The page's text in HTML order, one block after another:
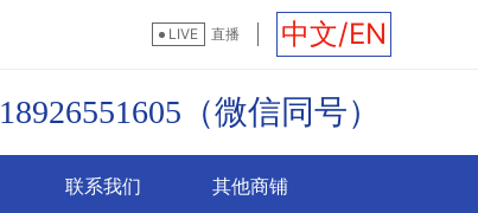
LIVE 直播 中文/EN
18926551605（微信同号）
联系我们 其他商铺